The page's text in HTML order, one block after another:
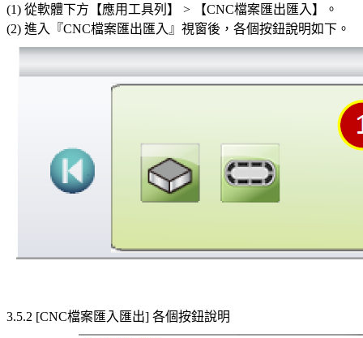
(1) 從軟體下方【應用工具列】 > 【CNC檔案匯出匯入】。
(2) 進入『CNC檔案匯出匯入』視窗後，各個按鈕說明如下。
3.5.2 [CNC檔案匯入匯出] 各個按鈕說明